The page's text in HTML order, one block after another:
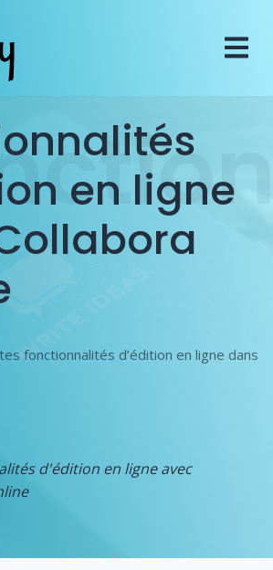
en ligne
fonctionnalités d’édition en ligne dans
d'édition en ligne avec